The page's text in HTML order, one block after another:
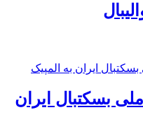
بسکتبال ایران